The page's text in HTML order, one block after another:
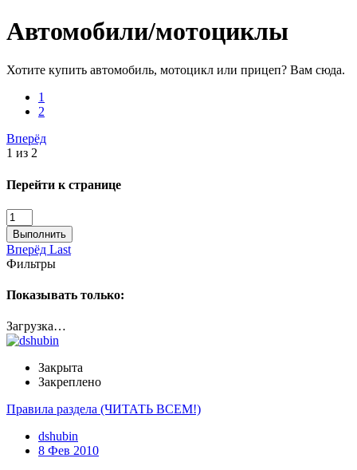
Автомобили/мотоциклы
Хотите купить автомобиль, мотоцикл или прицеп? Вам сюда.
1
2
Вперёд
1 из 2
Перейти к странице
Выполнить
Вперёд Last
Фильтры
Показывать только:
Загрузка…
Закрыта
Закреплено
Правила раздела (ЧИТАТЬ ВСЕМ!)
dshubin
8 Фев 2010